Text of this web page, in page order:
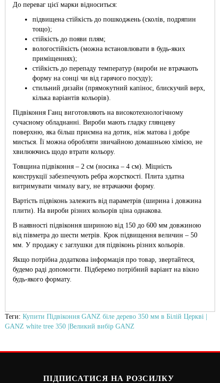
До переваг цієї марки відноситься:
підвищена стійкість до пошкоджень (сколів, подряпин
тощо);
стійкість до появи плям;
вологостійкість (можна встановлювати в будь-яких
приміщеннях);
стійкість до перепаду температур (вироби не втрачають
форму на сонці чи від гарячого посуду);
стильний дизайн (прямокутний капінос, блискучий верх,
кілька варіантів кольорів).
Підвіконня Ганц виготовляють на високотехнологічному
сучасному обладнанні. Вироби мають гладку глянцеву
поверхню, яка більш приємна на дотик, ніж матова і добре
миється. Її можна обробляти звичайною домашньою хімією, не
хвилюючись щодо втрати кольору.
Товщина підвіконня – 2 см (носика – 4 см). Міцність
конструкції забезпечують ребра жорсткості. Плита здатна
витримувати чималу вагу, не втрачаючи форму.
Вартість підвіконь залежить від параметрів (ширина і довжина
плити). На вироби різних кольорів ціна однакова.
В наявності підвіконня шириною від 150 до 600 мм довжиною
від півметра до шести метрів. Крок підвищення величин – 50
мм. У продажу є заглушки для підвіконь різних кольорів.
Якщо потрібна додаткова інформація про товар, звертайтеся,
будемо раді допомогти. Підберемо потрібний варіант на вікно
будь-якого формату.
Теги: Купити Підвіконня GANZ біле дерево 350 мм в Білій Церкві |
GANZ white tree 350 |Великий вибір GANZ
ПІДПИСАТИСЯ НА РОЗСИЛКУ